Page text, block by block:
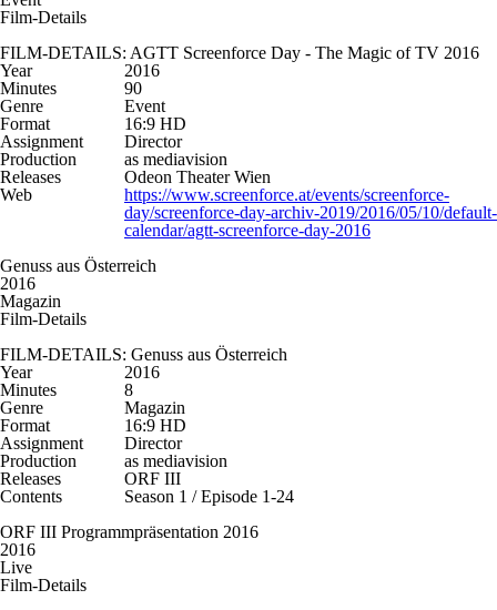
Film-Details
FILM-DETAILS: AGTT Screenforce Day - The Magic of TV 2016
Year
2016
Minutes
90
Genre
Event
Format
16:9 HD
Assignment
Director
Production
as mediavision
Releases
Odeon Theater Wien
Web
https://www.screenforce.at/events/screenforce-
day/screenforce-day-archiv-2019/2016/05/10/default-
calendar/agtt-screenforce-day-2016
Genuss aus Österreich
2016
Magazin
Film-Details
FILM-DETAILS: Genuss aus Österreich
Year
2016
Minutes
8
Genre
Magazin
Format
16:9 HD
Assignment
Director
Production
as mediavision
Releases
ORF III
Contents
Season 1 / Episode 1-24
ORF III Programmpräsentation 2016
2016
Live
Film-Details